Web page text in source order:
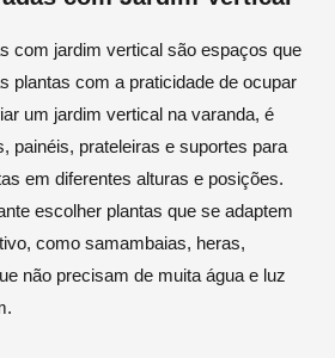
com jardim vertical são espaços que
plantas com a praticidade de ocupar
um jardim vertical na varanda, é
painéis, prateleiras e suportes para
em diferentes alturas e posições.
escolher plantas que se adaptem
como samambaias, heras,
não precisam de muita água e luz